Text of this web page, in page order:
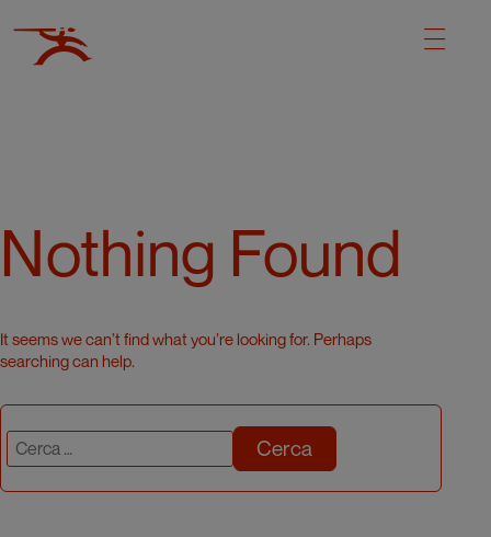
Nothing Found
It seems we can’t find what you’re looking for. Perhaps
searching can help.
Cerca: